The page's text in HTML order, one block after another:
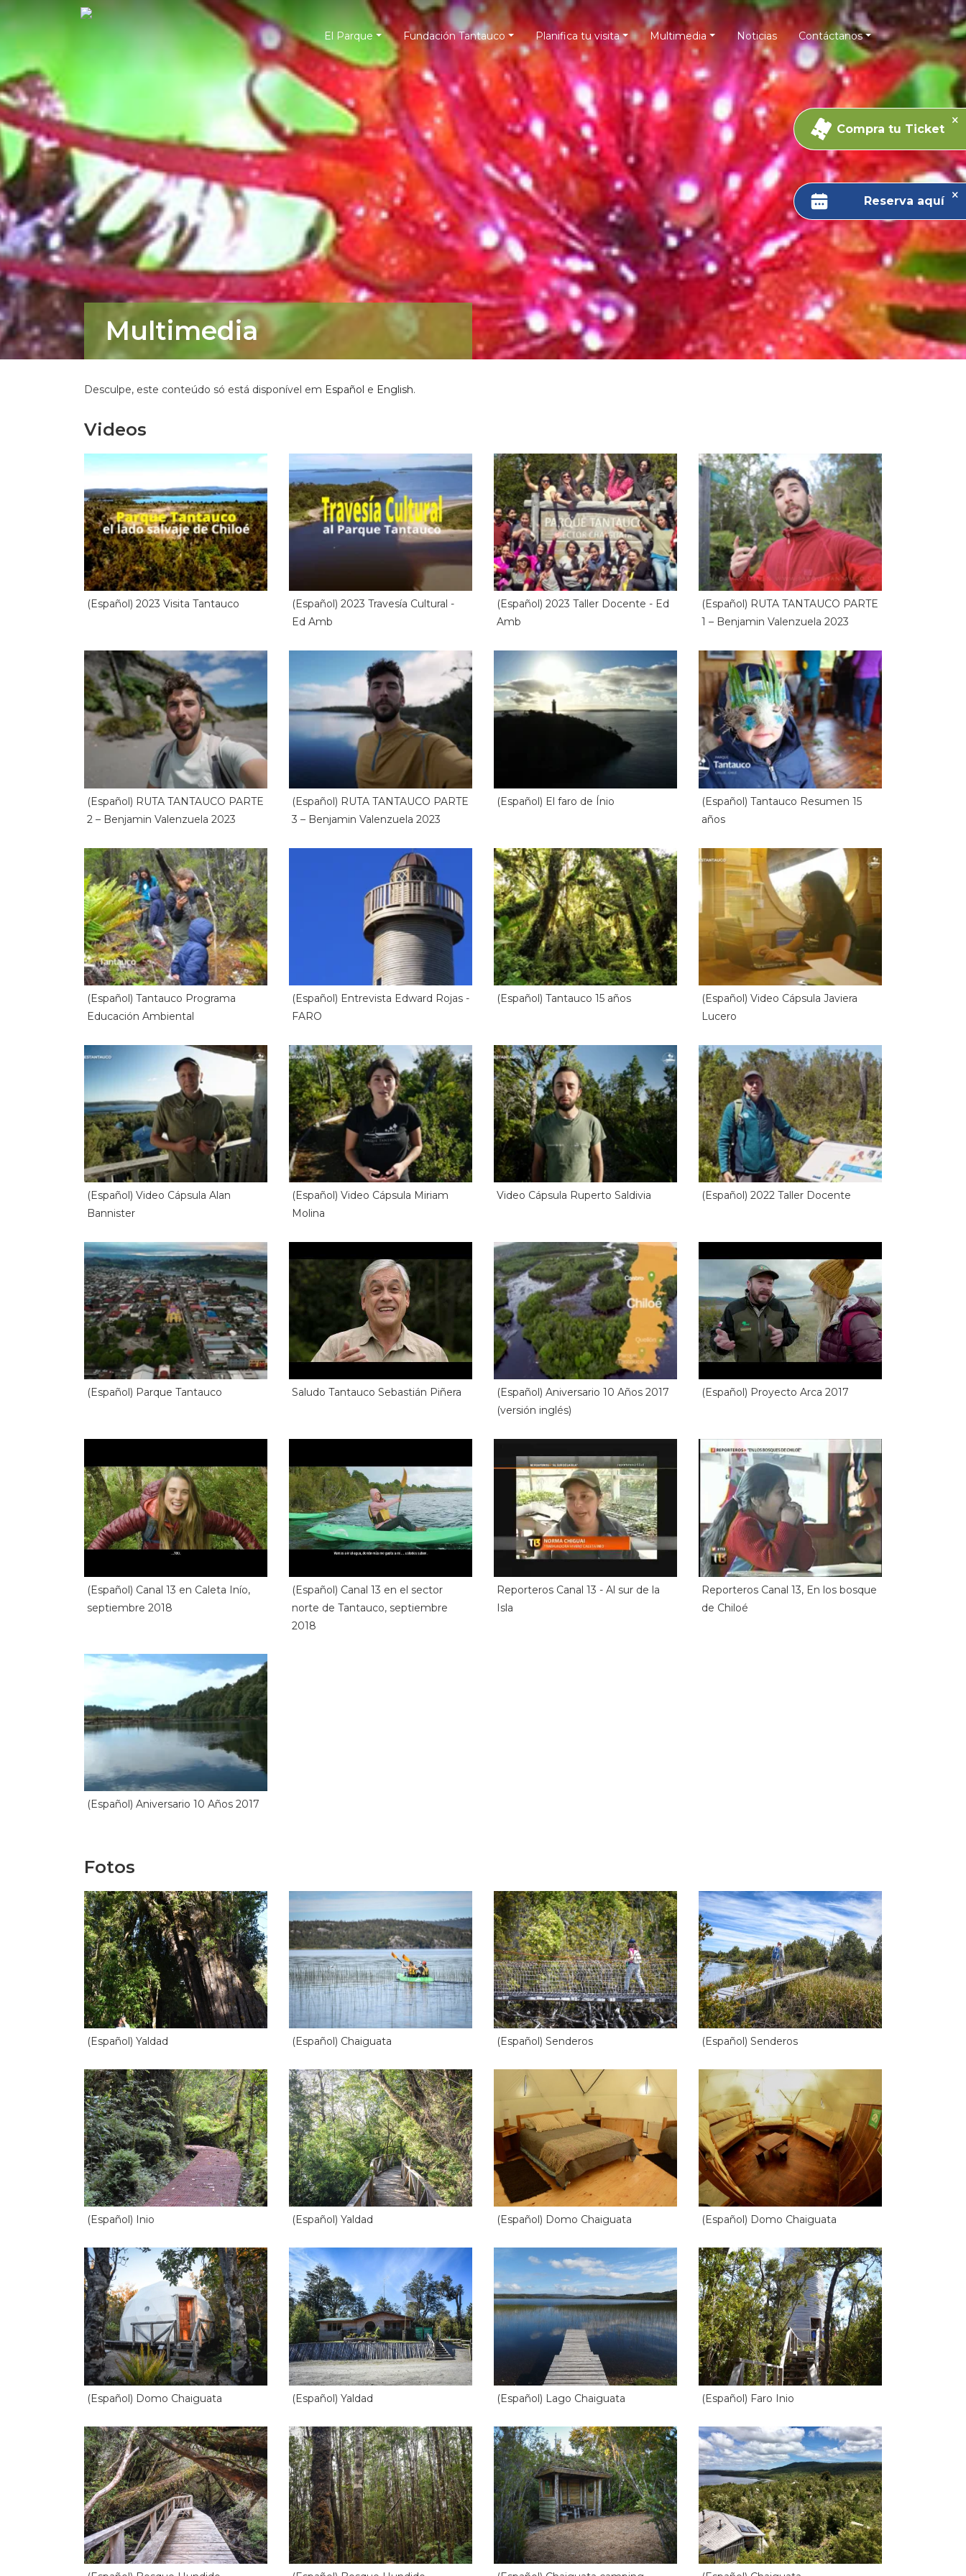
El Parque Fundación Tantauco Planifica tu visita Multimedia Noticias Contáctanos
Compra tu Ticket
Reserva aquí
Multimedia
Desculpe, este conteúdo só está disponível em Español e English.
Videos
(Español) 2023 Visita Tantauco
(Español) 2023 Travesía Cultural -
Ed Amb
(Español) 2023 Taller Docente - Ed
Amb
(Español) RUTA TANTAUCO PARTE
1 – Benjamin Valenzuela 2023
(Español) RUTA TANTAUCO PARTE
2 – Benjamin Valenzuela 2023
(Español) RUTA TANTAUCO PARTE
3 – Benjamin Valenzuela 2023
(Español) El faro de Ínio
(Español) Tantauco Resumen 15
años
(Español) Tantauco Programa
Educación Ambiental
(Español) Entrevista Edward Rojas -
FARO
(Español) Tantauco 15 años
(Español) Video Cápsula Javiera
Lucero
(Español) Video Cápsula Alan
Bannister
(Español) Video Cápsula Miriam
Molina
Video Cápsula Ruperto Saldivia (Español) 2022 Taller Docente
(Español) Parque Tantauco Saludo Tantauco Sebastián Piñera
(Español) Aniversario 10 Años 2017
(versión inglés)
(Español) Proyecto Arca 2017
(Español) Canal 13 en Caleta Inío,
septiembre 2018
(Español) Canal 13 en el sector
norte de Tantauco, septiembre
2018
Reporteros Canal 13 - Al sur de la
Isla
Reporteros Canal 13, En los bosque
de Chiloé
(Español) Aniversario 10 Años 2017
Fotos
(Español) Yaldad (Español) Chaiguata (Español) Senderos (Español) Senderos
(Español) Inio (Español) Yaldad (Español) Domo Chaiguata (Español) Domo Chaiguata
(Español) Domo Chaiguata (Español) Yaldad (Español) Lago Chaiguata (Español) Faro Inio